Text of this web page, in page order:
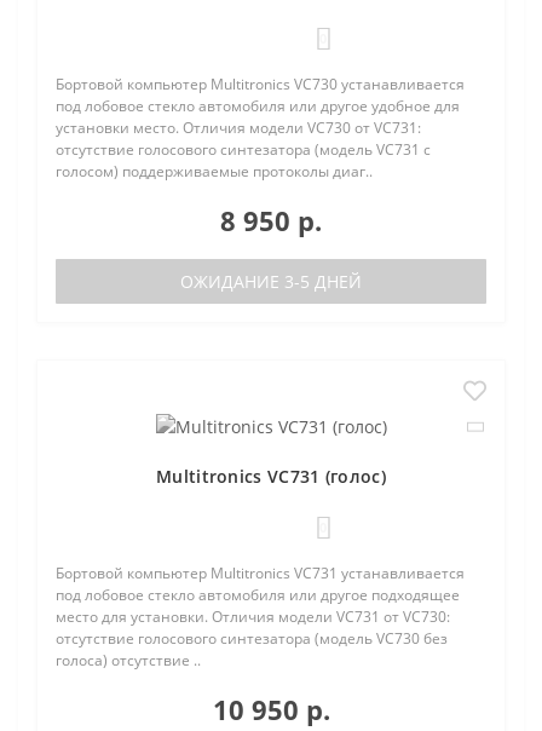
Бортовой компьютер Multitronics VC730 устанавливается
под лобовое стекло автомобиля или другое удобное для
установки место. Отличия модели VC730 от VC731:
отсутствие голосового синтезатора (модель VC731 с
голосом) поддерживаемые протоколы диаг..
8 950 р.
ОЖИДАНИЕ 3-5 ДНЕЙ
Multitronics VC731 (голос)
Бортовой компьютер Multitronics VC731 устанавливается
под лобовое стекло автомобиля или другое подходящее
место для установки. Отличия модели VC731 от VC730:
отсутствие голосового синтезатора (модель VC730 без
голоса) отсутствие ..
10 950 р.